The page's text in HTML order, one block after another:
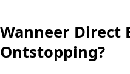
Wanneer Direct
Ontstopping?